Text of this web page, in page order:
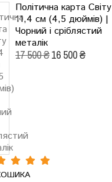
Політична карта Світу
11,4 см (4,5 дюймів) |
Чорний і сріблястий
металік
17 500 ₴16 500 ₴